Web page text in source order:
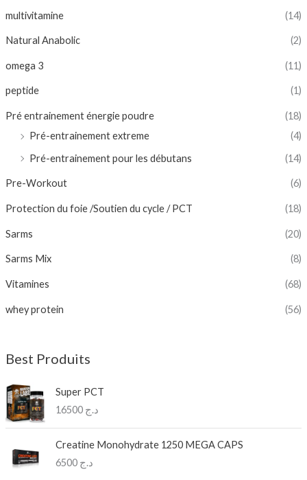
multivitamine (14)
Natural Anabolic (2)
omega 3 (11)
peptide (1)
Pré entrainement énergie poudre
(18)
Pré-entrainement extreme
(4)
Pré-entrainement pour les débutans
(14)
Pre-Workout (6)
Protection du foie /Soutien du cycle / PCT (18)
Sarms (20)
Sarms Mix (8)
Vitamines (68)
whey protein (56)
Best Produits
Super PCT
د.ج 16500
Creatine Monohydrate 1250 MEGA CAPS
د.ج 6500